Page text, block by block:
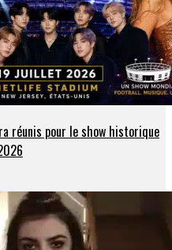
réunis pour le show historique